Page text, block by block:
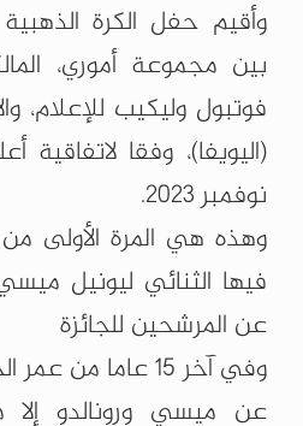
وأقيم حفل الكرة
بين مجموعة أموري،
فوتبول وليكيب للإعلام،
(اليويفا)، وفقا لاتفاقية
نوفمبر 2023.
فيها الثنائي ليونيل
عن المرشحين للجائزة
وفي آخر 15 عاما من
عن ميسي ورونالدو إلا